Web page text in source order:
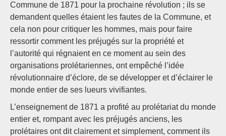
Commune de 1871 pour la prochaine révolution ; ils se
demandent quelles étaient les fautes de la Commune, et
cela non pour critiquer les hommes, mais pour faire
ressortir comment les préjugés sur la propriété et
l’autorité qui régnaient en ce moment au sein des
organisations prolétariennes, ont empêché l’idée
révolutionnaire d’éclore, de se développer et d’éclairer le
monde entier de ses lueurs vivifiantes.
L’enseignement de 1871 a profité au prolétariat du monde
entier et, rompant avec les préjugés anciens, les
prolétaires ont dit clairement et simplement, comment ils